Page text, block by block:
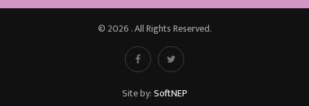
© 2026 . All Rights Reserved.
Site by:SoftNEP